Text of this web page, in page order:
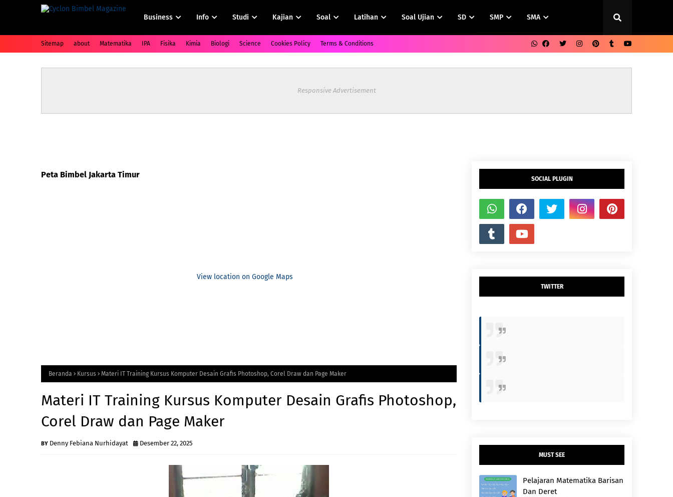
Business Info Studi Kajian Soal Latihan Soal Ujian SD SMP SMA
Sitemap about Matematika IPA Fisika Kimia Biologi Science Cookies Policy Terms & Conditions
Responsive Advertisement
Peta Bimbel Jakarta Timur
View location on Google Maps
Beranda Kursus Materi IT Training Kursus Komputer Desain Grafis Photoshop, Corel Draw dan Page Maker
Materi IT Training Kursus Komputer Desain Grafis Photoshop,
Corel Draw dan Page Maker
Denny Febiana Nurhidayat Desember 22, 2025
SOCIAL PLUGIN
TWITTER
MUST SEE
Pelajaran Matematika Barisan
Dan Deret